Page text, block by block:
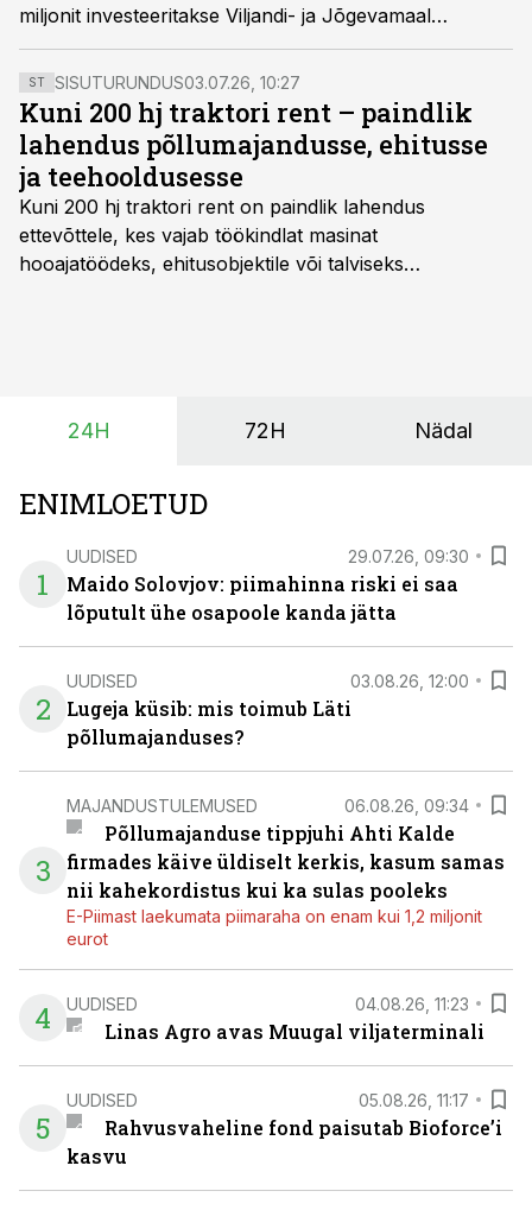
miljonit investeeritakse Viljandi- ja Jõgevamaal
tegutsevatesse põllumajandusettevõtetesse.
ST SISUTURUNDUS03.07.26, 10:27
Kuni 200 hj traktori rent – paindlik
lahendus põllumajandusse, ehitusse
ja teehooldusesse
Kuni 200 hj traktori rent on paindlik lahendus
ettevõttele, kes vajab töökindlat masinat
hooajatöödeks, ehitusobjektile või talviseks
on suurim ning iga töötund on oluline.
24H 72H Nädal
ENIMLOETUD
1
UUDISED 29.07.26, 09:30
Maido Solovjov: piimahinna riski ei saa
lõputult ühe osapoole kanda jätta
2
UUDISED 03.08.26, 12:00
Lugeja küsib: mis toimub Läti
põllumajanduses?
3
MAJANDUSTULEMUSED 06.08.26, 09:34
Põllumajanduse tippjuhi Ahti Kalde
firmades käive üldiselt kerkis, kasum samas
nii kahekordistus kui ka sulas pooleks
E-Piimast laekumata piimaraha on enam kui 1,2 miljonit
eurot
4 UUDISED 04.08.26, 11:23
Linas Agro avas Muugal viljaterminali
5
UUDISED 05.08.26, 11:17
Rahvusvaheline fond paisutab Bioforce’i
kasvu